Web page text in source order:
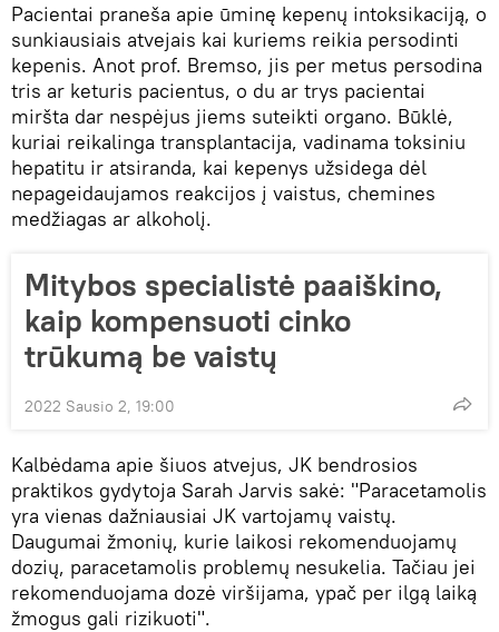
Pacientai praneša apie ūminę kepenų intoksikaciją, o
sunkiausiais atvejais kai kuriems reikia persodinti
kepenis. Anot prof. Bremso, jis per metus persodina
tris ar keturis pacientus, o du ar trys pacientai
miršta dar nespėjus jiems suteikti organo. Būklė,
kuriai reikalinga transplantacija, vadinama toksiniu
hepatitu ir atsiranda, kai kepenys užsidega dėl
nepageidaujamos reakcijos į vaistus, chemines
medžiagas ar alkoholį.
Mitybos specialistė paaiškino,
kaip kompensuoti cinko
trūkumą be vaistų
2022 Sausio 2, 19:00
Kalbėdama apie šiuos atvejus, JK bendrosios
praktikos gydytoja Sarah Jarvis sakė: "Paracetamolis
yra vienas dažniausiai JK vartojamų vaistų.
Daugumai žmonių, kurie laikosi rekomenduojamų
dozių, paracetamolis problemų nesukelia. Tačiau jei
rekomenduojama dozė viršijama, ypač per ilgą laiką
žmogus gali rizikuoti".